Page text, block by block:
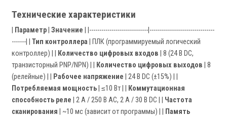
Технические характеристики
Параметр Значение | |-----------------------------|--------------------------------
-------| | Тип контроллера | ПЛК (программируемый логический
контроллер) | |
Количество цифровых входов | 8 (24 В DC,
транзисторный PNP/NPN) | |
Количество цифровых выходов | 8
(релейные) | |
Рабочее напряжение | 24 В DC (±15%) | |
Потребляемая мощность | ≤10 Вт | |
Коммутационная
способность реле | 2 А / 250 В AC, 2 А / 30 В DC | | Частота
сканирования | ~10 мс (зависит от программы) | |
Память